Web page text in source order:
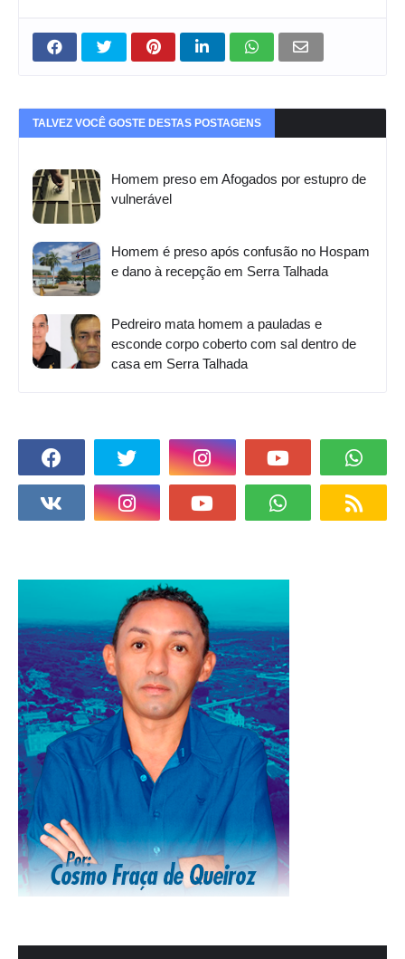
TALVEZ VOCÊ GOSTE DESTAS POSTAGENS
Homem preso em Afogados por estupro de
vulnerável
Homem é preso após confusão no Hospam
e dano à recepção em Serra Talhada
Pedreiro mata homem a pauladas e
esconde corpo coberto com sal dentro de
casa em Serra Talhada